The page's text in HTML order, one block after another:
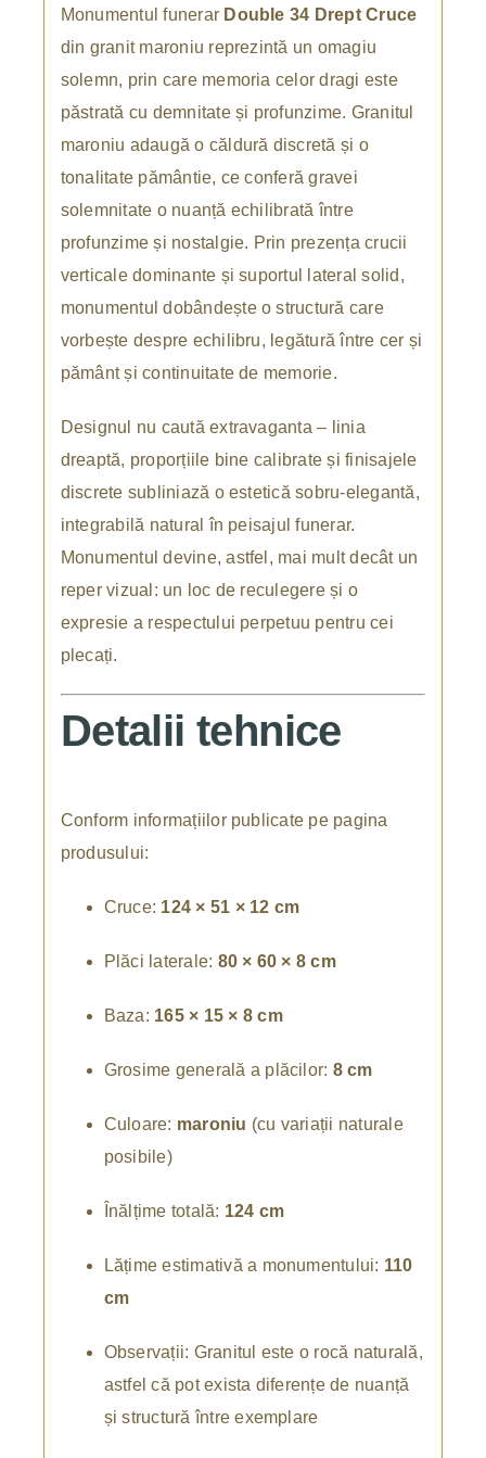
Monumentul funerar Double 34 Drept Cruce
din granit maroniu reprezintă un omagiu
solemn, prin care memoria celor dragi este
păstrată cu demnitate și profunzime. Granitul
maroniu adaugă o căldură discretă și o
tonalitate pământie, ce conferă gravei
solemnitate o nuanță echilibrată între
profunzime și nostalgie. Prin prezența crucii
verticale dominante și suportul lateral solid,
monumentul dobândește o structură care
vorbește despre echilibru, legătură între cer și
pământ și continuitate de memorie.
Designul nu caută extravaganta – linia
dreaptă, proporțiile bine calibrate și finisajele
discrete subliniază o estetică sobru-elegantă,
integrabilă natural în peisajul funerar.
Monumentul devine, astfel, mai mult decât un
reper vizual: un loc de reculegere și o
expresie a respectului perpetuu pentru cei
plecați.
Detalii tehnice
Conform informațiilor publicate pe pagina
produsului:
Cruce: 124 × 51 × 12 cm
Plăci laterale: 80 × 60 × 8 cm
Baza: 165 × 15 × 8 cm
Grosime generală a plăcilor: 8 cm
Culoare: maroniu (cu variații naturale
posibile)
Înălțime totală: 124 cm
Lățime estimativă a monumentului: 110
cm
Observații: Granitul este o rocă naturală,
astfel că pot exista diferențe de nuanță
și structură între exemplare